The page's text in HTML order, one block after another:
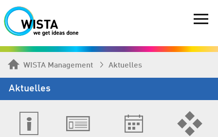
WISTA Management Aktuelles
Aktuelles